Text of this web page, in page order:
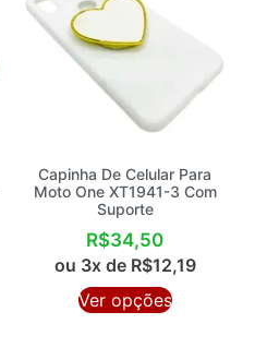
Capinha De Celular Para
Moto One XT1941-3 Com
Suporte
R$34,50
ou 3x de R$12,19
Ver opções